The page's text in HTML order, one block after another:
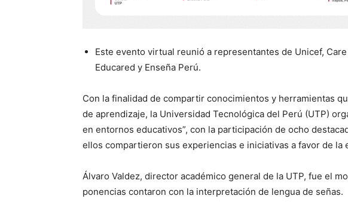
Este evento virtual reunió a representantes de Unicef,
Educared y Enseña Perú.
Con la finalidad de compartir conocimientos y herramientas
de aprendizaje, la Universidad Tecnológica del Perú (UTP)
en entornos educativos”, con la participación de ocho
ellos compartieron sus experiencias e iniciativas a favor de la
Álvaro Valdez, director académico general de la UTP, fue el
ponencias contaron con la interpretación de lengua de señas.